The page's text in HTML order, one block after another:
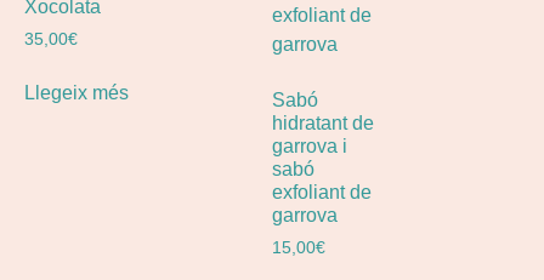
Xocolata
35,00€
Llegeix més
Sabó
hidratant de
garrova i
sabó
exfoliant de
garrova
15,00€